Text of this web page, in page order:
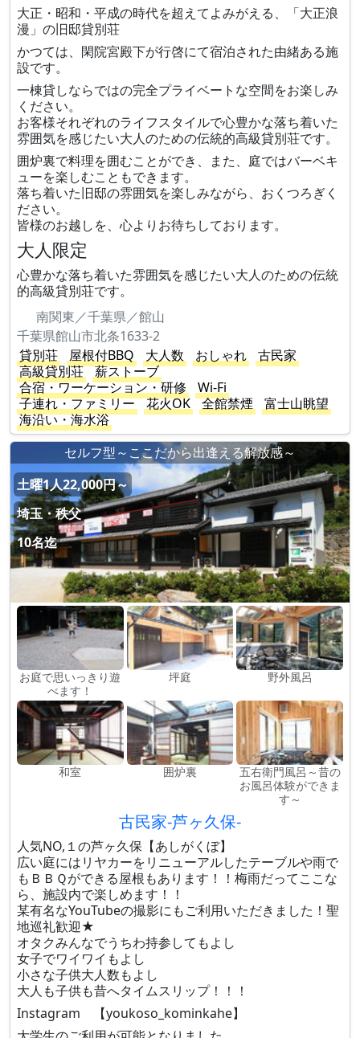
大正・昭和・平成の時代を超えてよみがえる、「大正浪
漫」の旧邸貸別荘
かつては、閑院宮殿下が行啓にて宿泊された由緒ある施
設です。
一棟貸しならではの完全プライベートな空間をお楽しみ
ください。
お客様それぞれのライフスタイルで心豊かな落ち着いた
雰囲気を感じたい大人のための伝統的高級貸別荘です。
囲炉裏で料理を囲むことができ、また、庭ではバーベキ
ューを楽しむこともできます。
落ち着いた旧邸の雰囲気を楽しみながら、おくつろぎく
ださい。
皆様のお越しを、心よりお待ちしております。
大人限定
心豊かな落ち着いた雰囲気を感じたい大人のための伝統
的高級貸別荘です。
南関東／千葉県／館山
千葉県館山市北条1633-2
貸別荘
屋根付BBQ 大人数 おしゃれ
古民家
高級貸別荘
薪ストーブ
合宿・ワーケーション・研修
Wi-Fi
子連れ・ファミリー
花火OK 全館禁煙
富士山眺望
海沿い・海水浴
セルフ型～ここだから出逢える解放感～
土曜1人22,000円～
埼玉・秩父
10名迄
お庭で思いっきり遊
べます！
坪庭 野外風呂
和室 囲炉裏
五右衛門風呂～昔の
お風呂体験ができま
す～
古民家-芦ヶ久保-
人気NO,１の芦ヶ久保【あしがくぼ】
広い庭にはリヤカーをリニューアルしたテーブルや雨で
もＢＢＱができる屋根もあります！！梅雨だってここな
ら、施設内で楽しめます！！
某有名なYouTubeの撮影にもご利用いただきました！聖
地巡礼歓迎★
オタクみんなでうちわ持参してもよし
女子でワイワイもよし
小さな子供大人数もよし
大人も子供も昔へタイムスリップ！！！
Instagram 【youkoso_kominkahe】